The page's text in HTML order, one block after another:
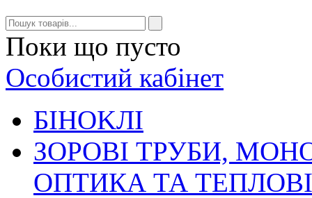
Поки що пусто
Особистий кабінет
БIHOKЛI
ЗОРОВІ ТРУБИ,
ОПТИКА ТА